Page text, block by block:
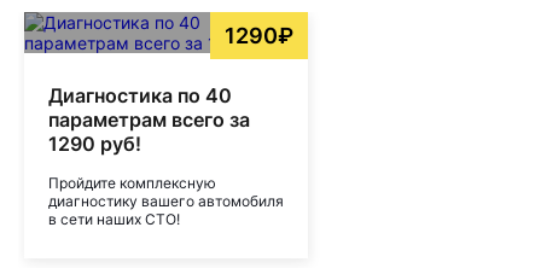
1290₽
Диагностика по 40
параметрам всего за
1290 руб!
Пройдите комплексную
диагностику вашего автомобиля
в сети наших СТО!